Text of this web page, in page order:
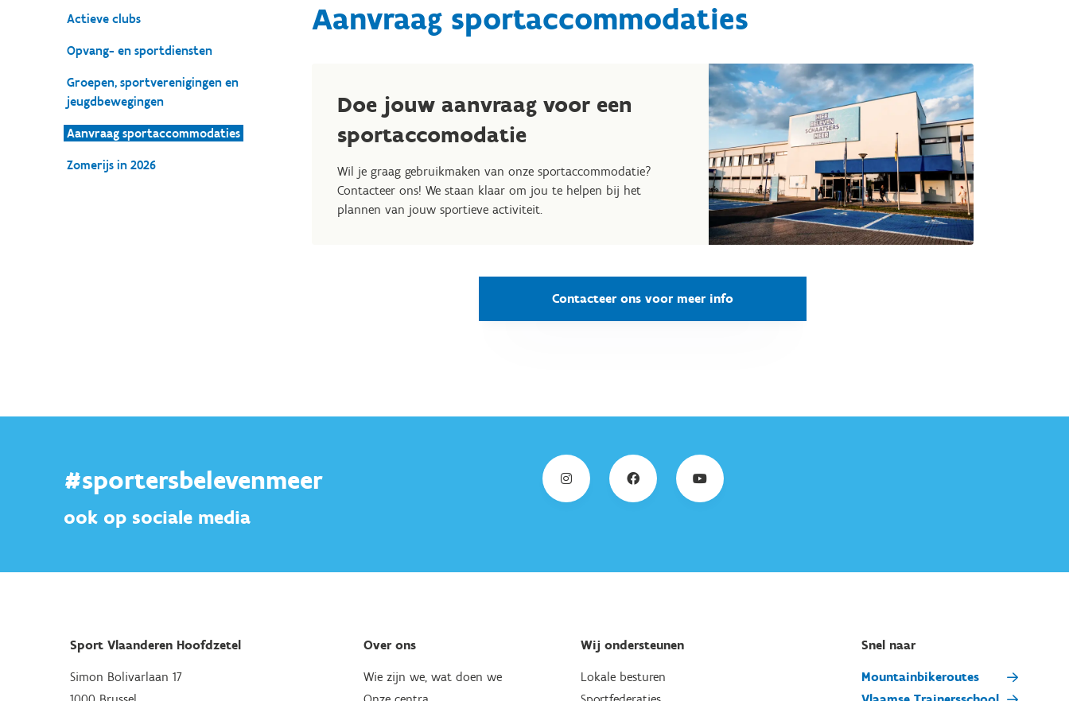
Actieve clubs
Opvang- en sportdiensten
Groepen, sportverenigingen en
jeugdbewegingen
Aanvraag sportaccommodaties
Zomerijs in 2026
Aanvraag sportaccommodaties
Doe jouw aanvraag voor een
sportaccomodatie
Wil je graag gebruikmaken van onze sportaccommodatie?
Contacteer ons! We staan klaar om jou te helpen bij het
plannen van jouw sportieve activiteit.
Contacteer ons voor meer info
#sportersbelevenmeer
ook op sociale media
Sport Vlaanderen Hoofdzetel
Simon Bolivarlaan 17
Over ons
Wie zijn we, wat doen we
Wij ondersteunen
Lokale besturen
Snel naar
Mountainbikeroutes